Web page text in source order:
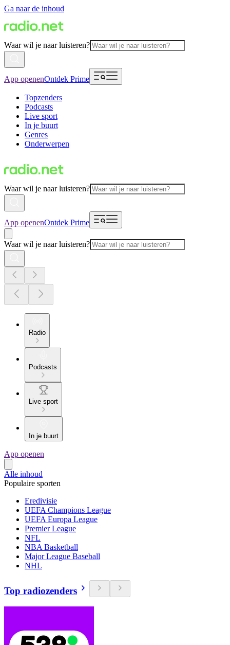
Ga naar de inhoud
Waar wil je naar luisteren?
App openenOntdek Prime
Topzenders
Podcasts
Live sport
In je buurt
Genres
Onderwerpen
Waar wil je naar luisteren?
App openenOntdek Prime
Waar wil je naar luisteren?
Radio
Podcasts
Live sport
In je buurt
App openen
Alle inhoud
Populaire sporten
Eredivisie
UEFA Champions League
UEFA Europa League
Premier League
NFL
NBA Basketball
Major League Baseball
NHL
Top radiozenders